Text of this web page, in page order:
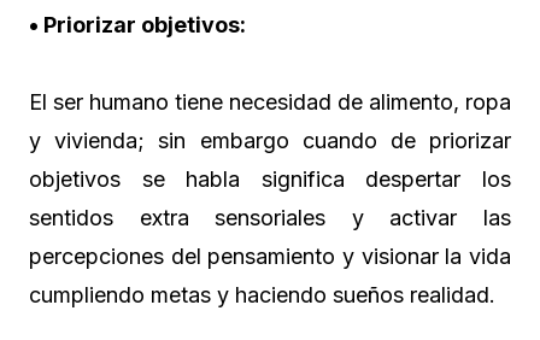
• Priorizar objetivos:
El ser humano tiene necesidad de alimento, ropa
y vivienda; sin embargo cuando de priorizar
objetivos se habla significa despertar los
sentidos extra sensoriales y activar las
percepciones del pensamiento y visionar la vida
cumpliendo metas y haciendo sueños realidad.